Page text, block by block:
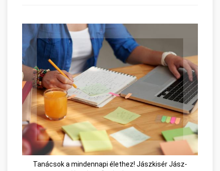
Tanácsok a mindennapi élethez! Jászkisér Jász-